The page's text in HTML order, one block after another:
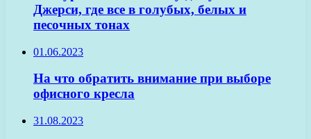
Джерси, где все в голубых, белых и
песочных тонах
01.06.2023
На что обратить внимание при выборе
офисного кресла
31.08.2023